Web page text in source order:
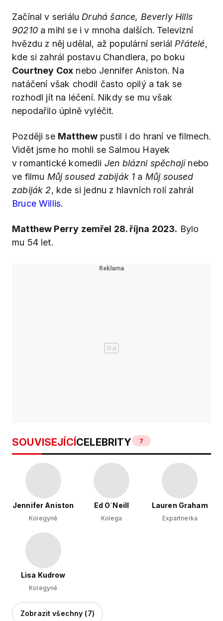
Začínal v seriálu Druhá šance, Beverly Hills
90210a mihl se i v mnoha dalších. Televizní
hvězdu z něj udělal, až populární seriál Přátelé,
kde si zahrál postavu Chandlera, po boku
Courtney Cox nebo Jennifer Aniston. Na
natáčení však chodil často opilý a tak se
rozhodl jít na léčení. Nikdy se mu však
nepodařilo úplně vyléčit.
Později se Matthew pustil i do hraní ve filmech.
Vidět jsme ho mohli se Salmou Hayek
v romantické komedii Jen blázni spěchajínebo
ve filmu Můj soused zabiják 1 a Můj soused
zabiják 2, kde si jednu z hlavních rolí zahrál
Bruce Willis.
Matthew Perry zemřel 28. října 2023. Bylo
mu 54 let.
SOUVISEJÍCÍCELEBRITY 7
Jennifer Aniston
Kolegyně
Ed O´Neill
Kolega
Lauren Graham
Expartnerka
Lisa Kudrow
Kolegyně
Zobrazit všechny (7)